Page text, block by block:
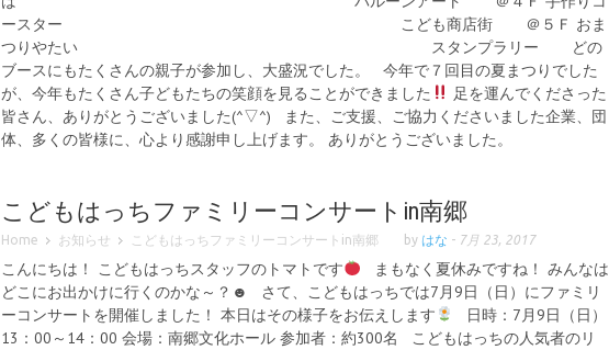
ースター こども商店街 ＠５Ｆ おま
つりやたい スタンプラリー どの
ブースにもたくさんの親子が参加し、大盛況でした。 今年で７回目の夏まつりでした
が、今年もたくさん子どもたちの笑顔を見ることができました
足を運んでくださった
皆さん、ありがとうございました(^▽^) また、ご支援、ご協力くださいました企業、団
体、多くの皆様に、心より感謝申し上げます。 ありがとうございました。
こどもはっちファミリーコンサートin南郷
Home お知らせ こどもはっちファミリーコンサートin南郷 by はな - 7月 23, 2017
こんにちは！ こどもはっちスタッフのトマトです
まもなく夏休みですね！ みんなは
どこにお出かけに行くのかな～？☻ さて、こどもはっちでは7月9日（日）にファミリ
ーコンサートを開催しました！ 本日はその様子をお伝えします
日時：7月9日（日）
13：00～14：00 会場：南郷文化ホール 参加者：約300名 こどもはっちの人気者のリ